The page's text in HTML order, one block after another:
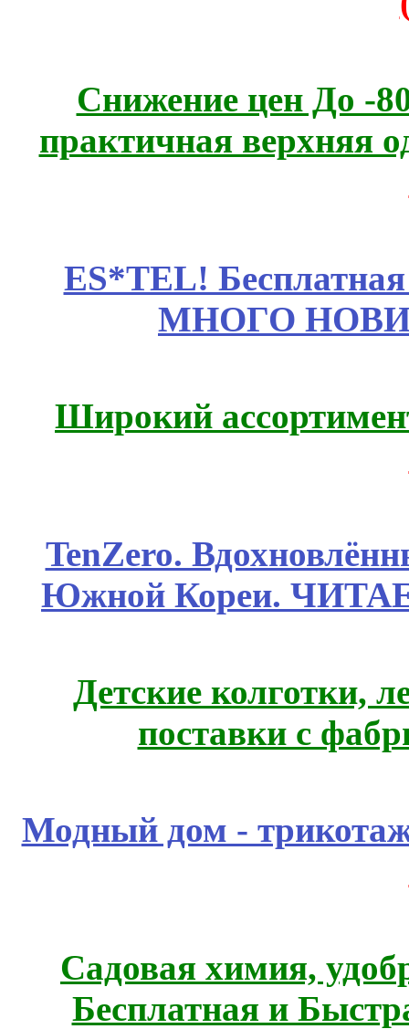
Снижение цен До -
практичная верхняя
ES*TEL!
МНОГО
Широкий
TenZero.
Южной Кореи.
Детские колготки,
поставки с
Модный дом -
Садовая химия,
Бесплатная и